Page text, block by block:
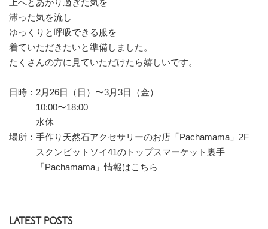
上へとあがり過ぎた気を
滞った気を流し
ゆっくりと呼吸できる服を
着ていただきたいと準備しました。
たくさんの方に見ていただけたら嬉しいです。
日時：2月26日（日）〜3月3日（金）
10:00〜18:00
水休
場所：手作り天然石アクセサリーのお店「Pachamama」2F
スクンビットソイ41のトップスマーケット裏手
「Pachamama」情報はこちら
LATEST POSTS